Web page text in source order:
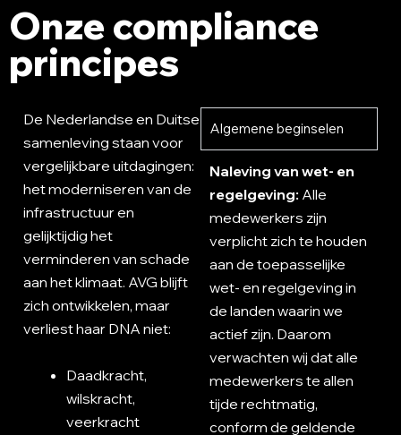
Onze compliance
principes
De Nederlandse en Duitse
samenleving staan voor
vergelijkbare uitdagingen:
het moderniseren van de
infrastructuur en
gelijktijdig het
verminderen van schade
aan het klimaat. AVG blijft
zich ontwikkelen, maar
verliest haar DNA niet:
Daadkracht,
wilskracht,
veerkracht
Algemene beginselen
Naleving van wet- en
regelgeving: Alle
medewerkers zijn
verplicht zich te houden
aan de toepasselijke
wet- en regelgeving in
de landen waarin we
actief zijn. Daarom
verwachten wij dat alle
medewerkers te allen
tijde rechtmatig,
conform de geldende